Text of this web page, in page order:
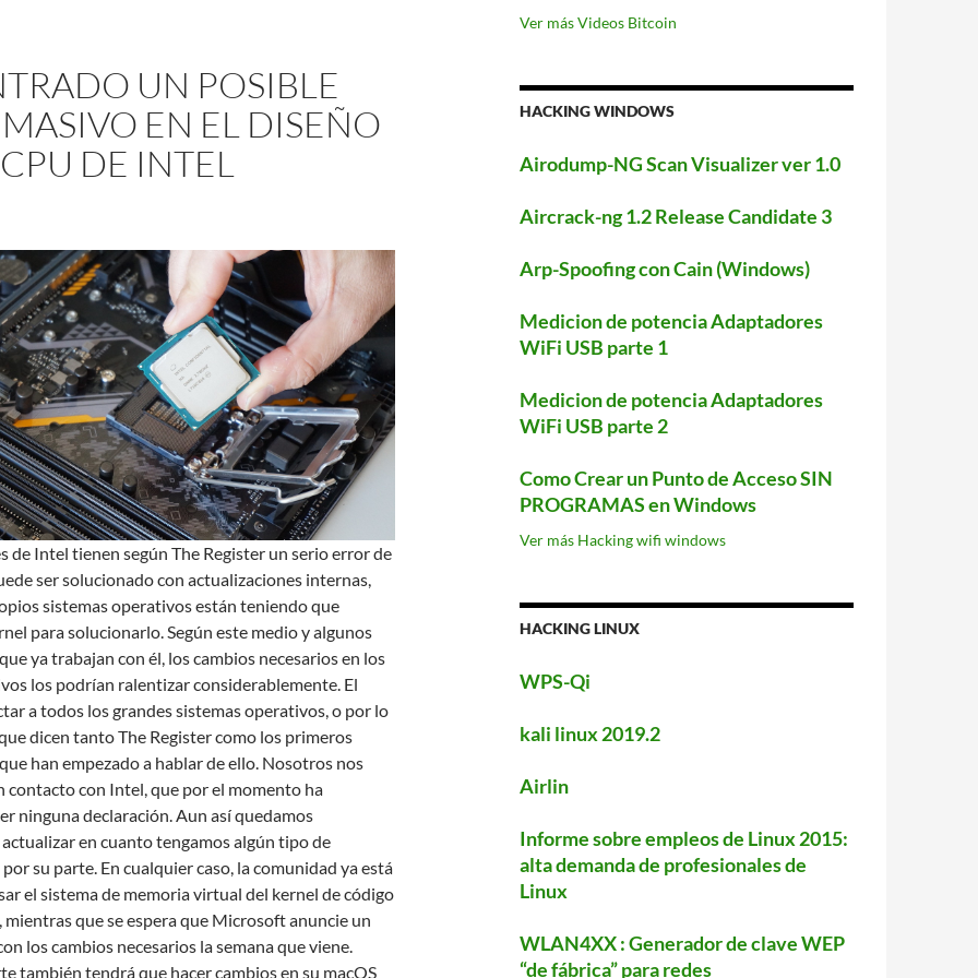
UN POSIBLE
EN EL DISEÑO
DE INTEL
de Intel tienen según The Register un serio error de
ser solucionado con actualizaciones internas,
sistemas operativos están teniendo que
para solucionarlo. Según este medio y algunos
ya trabajan con él, los cambios necesarios en los
los podrían ralentizar considerablemente. El
a todos los grandes sistemas operativos, o por lo
dicen tanto The Register como los primeros
han empezado a hablar de ello. Nosotros nos
contacto con Intel, que por el momento ha
ninguna declaración. Aun así quedamos
en cuanto tengamos algún tipo de
su parte. En cualquier caso, la comunidad ya está
el sistema de memoria virtual del kernel de código
que se espera que Microsoft anuncie un
los cambios necesarios la semana que viene.
también tendrá que hacer cambios en su macOS
Ver más Videos Bitcoin
HACKING WINDOWS
Airodump-NG Scan Visualizer ver 1.0
Aircrack-ng 1.2 Release Candidate 3
Arp-Spoofing con Cain (Windows)
Medicion de potencia Adaptadores
WiFi USB parte 1
Medicion de potencia Adaptadores
WiFi USB parte 2
Como Crear un Punto de Acceso SIN
PROGRAMAS en Windows
Ver más Hacking wifi windows
HACKING LINUX
WPS-Qi
kali linux 2019.2
Airlin
Informe sobre empleos de Linux 2015:
alta demanda de profesionales de
Linux
WLAN4XX : Generador de clave WEP
“de fábrica” para redes